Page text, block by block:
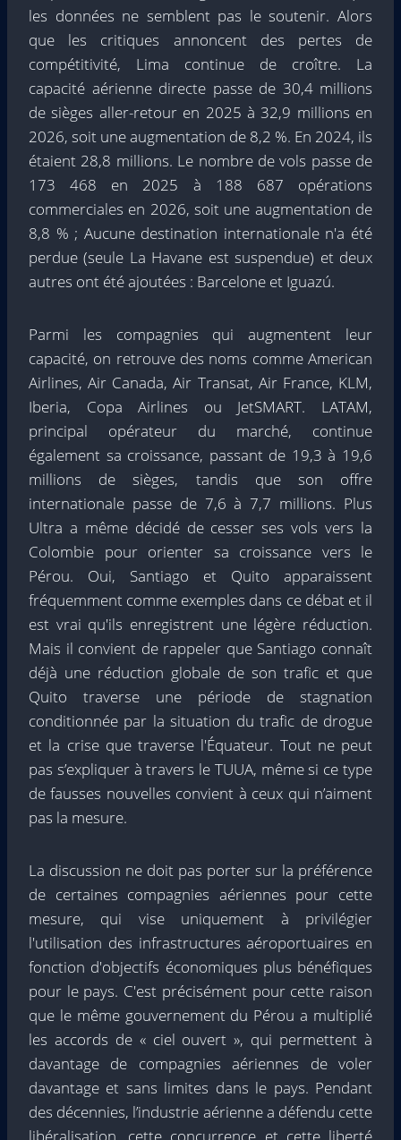
les données ne semblent pas le soutenir. Alors
que les critiques annoncent des pertes de
compétitivité, Lima continue de croître. La
capacité aérienne directe passe de 30,4 millions
de sièges aller-retour en 2025 à 32,9 millions en
2026, soit une augmentation de 8,2 %. En 2024, ils
étaient 28,8 millions. Le nombre de vols passe de
173 468 en 2025 à 188 687 opérations
commerciales en 2026, soit une augmentation de
8,8 % ; Aucune destination internationale n'a été
perdue (seule La Havane est suspendue) et deux
autres ont été ajoutées : Barcelone et Iguazú.
Parmi les compagnies qui augmentent leur
capacité, on retrouve des noms comme American
Airlines, Air Canada, Air Transat, Air France, KLM,
Iberia, Copa Airlines ou JetSMART. LATAM,
principal opérateur du marché, continue
également sa croissance, passant de 19,3 à 19,6
millions de sièges, tandis que son offre
internationale passe de 7,6 à 7,7 millions. Plus
Ultra a même décidé de cesser ses vols vers la
Colombie pour orienter sa croissance vers le
Pérou. Oui, Santiago et Quito apparaissent
fréquemment comme exemples dans ce débat et il
est vrai qu'ils enregistrent une légère réduction.
Mais il convient de rappeler que Santiago connaît
déjà une réduction globale de son trafic et que
Quito traverse une période de stagnation
conditionnée par la situation du trafic de drogue
et la crise que traverse l'Équateur. Tout ne peut
pas s’expliquer à travers le TUUA, même si ce type
de fausses nouvelles convient à ceux qui n’aiment
pas la mesure.
La discussion ne doit pas porter sur la préférence
de certaines compagnies aériennes pour cette
mesure, qui vise uniquement à privilégier
l'utilisation des infrastructures aéroportuaires en
fonction d'objectifs économiques plus bénéfiques
pour le pays. C'est précisément pour cette raison
que le même gouvernement du Pérou a multiplié
les accords de « ciel ouvert », qui permettent à
davantage de compagnies aériennes de voler
davantage et sans limites dans le pays. Pendant
des décennies, l’industrie aérienne a défendu cette